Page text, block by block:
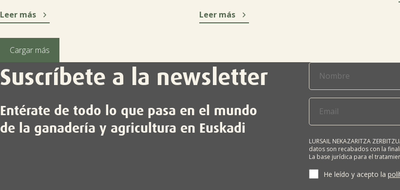
Leer más  Leer más 
Cargar más
Suscríbete a la newsletter
Entérate de todo lo que pasa en el mundo
de la ganadería y agricultura en Euskadi
LURSAIL NEKAZARITZA
datos son recabados con la
La base jurídica para el
supresión, limitación del
personales, escribiéndonos a la
He leído y acepto la